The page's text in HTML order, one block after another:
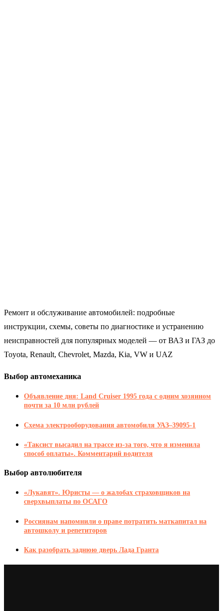
Ремонт и обслуживание автомобилей: подробные
инструкции, схемы, советы по диагностике и устранению
неисправностей для популярных моделей — от ВАЗ и ГАЗ до
Toyota, Renault, Chevrolet, Mazda, Kia, VW и UAZ
Выбор автомеханика
Объявление дня: Land Cruiser 1995 года с одним хозяином
почти за 10 млн рублей
Схема электрооборудования автомобиля УАЗ–39095-1
«Таксист высадил на трассе из-за того, что я изменила
способ оплаты». Комментарий водителя
Выбор автолюбителя
«Лукавят». Юристы — о жалобах страховщиков на
сверхвыплаты по ОСАГО
Россиянам напомнили о праве потратить маткапитал на
автошколу и репетиторов
Как разобрать заднюю дверь Лада Гранта